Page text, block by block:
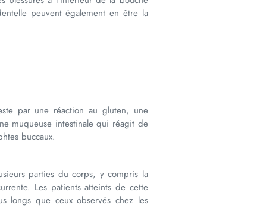
peuvent également en être la
par une réaction au gluten, une
muqueuse intestinale qui réagit de
buccaux.
parties du corps, y compris la
Les patients atteints de cette
longs que ceux observés chez les